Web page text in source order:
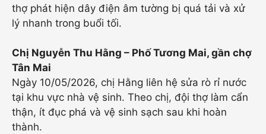
thợ phát hiện dây điện âm tường bị quá tải và xử
lý nhanh trong buổi tối.
Chị Nguyễn Thu Hằng – Phố Tương Mai, gần chợ
Tân Mai
Ngày 10/05/2026, chị Hằng liên hệ sửa rò rỉ nước
tại khu vực nhà vệ sinh. Theo chị, đội thợ làm cẩn
thận, ít đục phá và vệ sinh sạch sau khi hoàn
thành.